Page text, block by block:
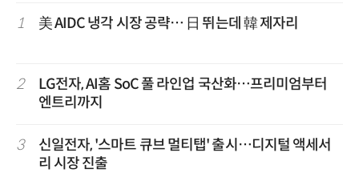
1 美 AIDC 냉각 시장 공략… 日 뛰는데 韓 제자리
2
LG전자, AI홈 SoC 풀 라인업 국산화…프리미엄부터
엔트리까지
3
신일전자, '스마트 큐브 멀티탭' 출시…디지털 액세서
리 시장 진출